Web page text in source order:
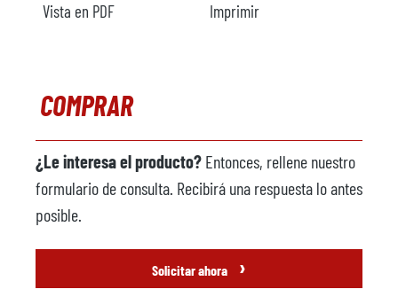
Vista en PDF Imprimir
COMPRAR
¿Le interesa el producto? Entonces, rellene nuestro
formulario de consulta. Recibirá una respuesta lo antes
posible.
Solicitar ahora ›